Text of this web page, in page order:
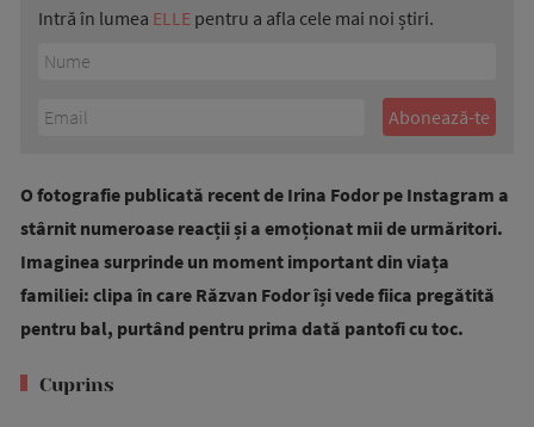
Intră în lumea ELLE pentru a afla cele mai noi știri.
O fotografie publicată recent de Irina Fodor pe Instagram a
stârnit numeroase reacții și a emoționat mii de urmăritori.
Imaginea surprinde un moment important din viața
familiei: clipa în care Răzvan Fodor își vede fiica pregătită
pentru bal, purtând pentru prima dată pantofi cu toc.
Cuprins